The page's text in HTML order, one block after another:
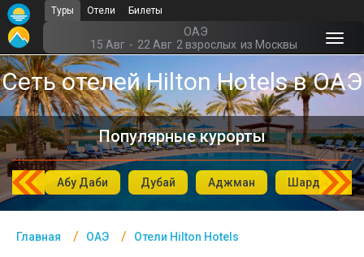
Туры Отели Билеты
ОАЭ
15 Авг - 22 Авг 2 взрослых из Москвы
Сеть отелей Hilton Hotels в ОАЭ
Популярные курорты
Абу Даби Дубай Аджман Шарджа
Главная ОАЭ Отели Hilton Hotels
Главная
Арабские Эмираты -
Курорты
Офис г. Москва
Помощь
Подборки отелей
Турция